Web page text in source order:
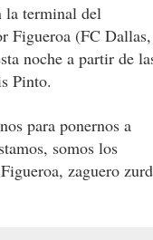
la terminal del
Figueroa (FC Dallas,
noche a partir de
Pinto.
para ponernos a
somos los
zaguero